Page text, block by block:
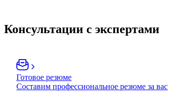
Консультации с экспертами
Готовое резюме
Составим профессиональное резюме за вас